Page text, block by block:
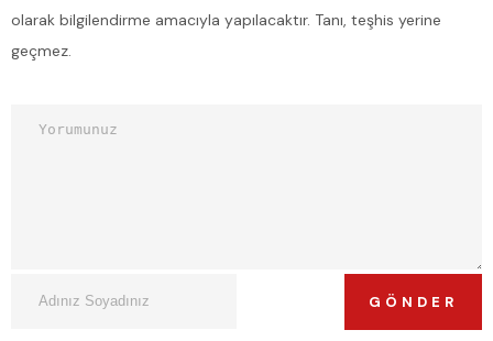
olarak bilgilendirme amacıyla yapılacaktır. Tanı, teşhis yerine
geçmez.
GÖNDER